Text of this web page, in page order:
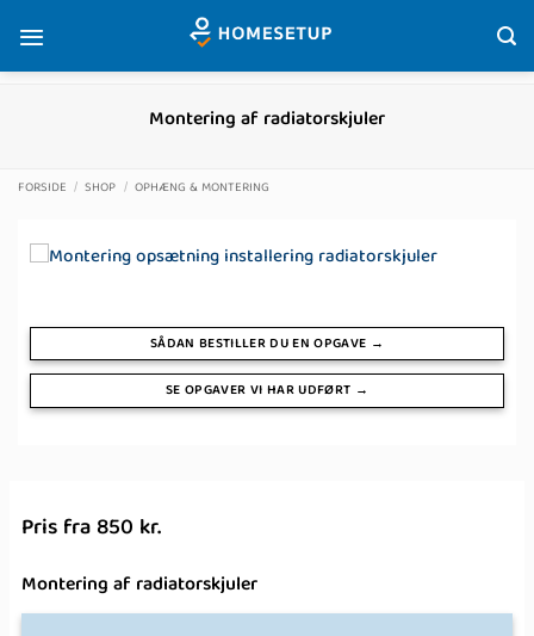
indhold
Montering af radiatorskjuler
FORSIDE / SHOP / OPHÆNG & MONTERING
SÅDAN BESTILLER DU EN OPGAVE →
SE OPGAVER VI HAR UDFØRT →
Pris fra 850 kr.
Montering af radiatorskjuler